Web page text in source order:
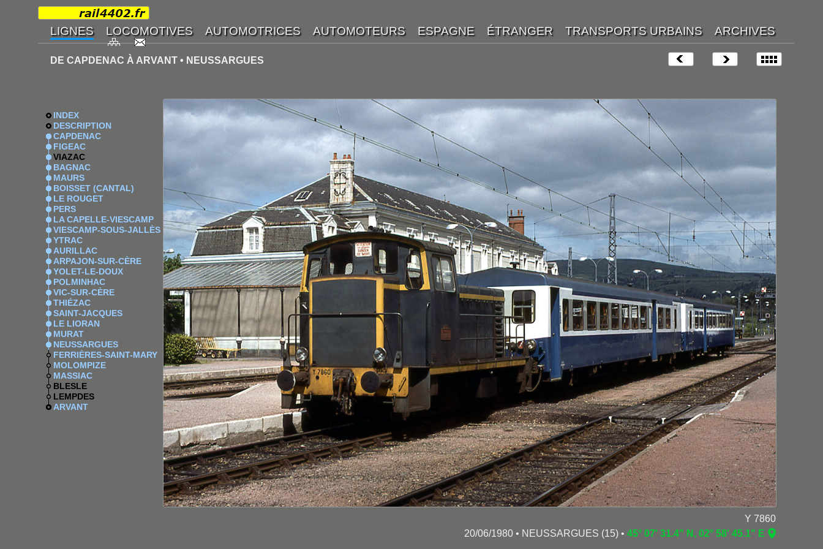
DE CAPDENAC À ARVANT • NEUSSARGUES
INDEX
DESCRIPTION
CAPDENAC
FIGEAC
VIAZAC
BAGNAC
MAURS
BOISSET (CANTAL)
LE ROUGET
PERS
LA CAPELLE-VIESCAMP
VIESCAMP-SOUS-JALLÈS
YTRAC
AURILLAC
ARPAJON-SUR-CÈRE
YOLET-LE-DOUX
POLMINHAC
VIC-SUR-CÈRE
THIÉZAC
SAINT-JACQUES
LE LIORAN
MURAT
NEUSSARGUES
FERRIÈRES-SAINT-MARY
MOLOMPIZE
MASSIAC
BLESLE
LEMPDES
ARVANT
Y 7860
20/06/1980 • NEUSSARGUES (15) • 45° 07' 31.4" N, 02° 58' 45.1" E